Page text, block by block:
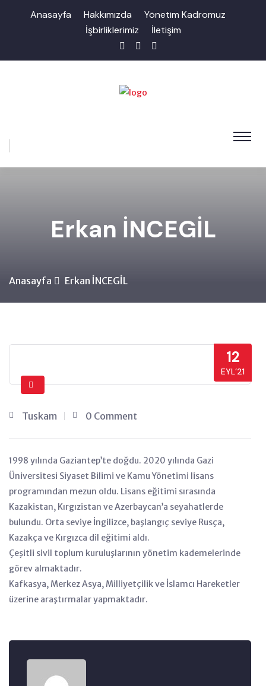
Anasayfa Hakkımızda
Yönetim Kadromuz
İşbirliklerimiz
İletişim
Erkan İNCEGİL
Anasayfa Erkan İNCEGİL
12
EYL’21
Tuskam 0 Comment
1998 yılında Gaziantep’te doğdu. 2020 yılında Gazi
Üniversitesi Siyaset Bilimi ve Kamu Yönetimi lisans
programından mezun oldu. Lisans eğitimi sırasında
Kazakistan, Kırgızistan ve Azerbaycan’a seyahatlerde
bulundu. Orta seviye İngilizce, başlangıç seviye Rusça,
Kazakça ve Kırgızca dil eğitimi aldı.
Çeşitli sivil toplum kuruluşlarının yönetim kademelerinde
görev almaktadır.
Kafkasya, Merkez Asya, Milliyetçilik ve İslamcı Hareketler
üzerine araştırmalar yapmaktadır.